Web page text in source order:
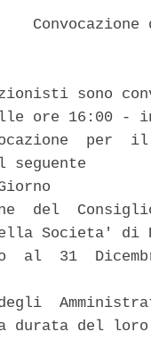
sono
ore 16:00 -
per
seguente
del
Societa' di
al  31
durata del loro